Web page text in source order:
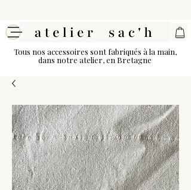
Tous nos accessoires sont fabriqués à la main,
dans notre atelier, en Bretagne